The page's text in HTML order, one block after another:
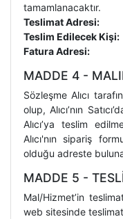
tamamlanacaktır.
Teslimat Adresi:
Teslim Edilecek Kişi:
Fatura Adresi:
MADDE 4 -
Sözleşme Alıcı
olup, Alıcı’nın
Alıcı’ya teslim
Alıcı'nın sipariş
olduğu adreste
MADDE 5 -
Mal/Hizmet’in
web sitesinde